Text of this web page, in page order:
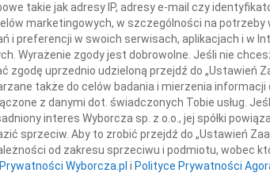
od nas
Tata i Dziadek
INNE
19
Dnia
Z
Z
takie jak adresy IP, adresy e-mail czy
marketingowych, w szczególności na potrzeby
i preferencji w swoich serwisach, aplikacjach i w
Wyrażenie zgody jest dobrowolne. Jeśli nie
uprzednio udzieloną przejdź do „Ustawień
także do celów badania i mierzenia
z danymi dot. świadczonych Tobie usług.
interes Wyborcza sp. z o.o., jej spółki
sprzeciw. Aby to zrobić przejdź do „Ustawień
od zakresu sprzeciwu i podmiotu, wobec
Wyborcza.pl i Polityce Prywatności